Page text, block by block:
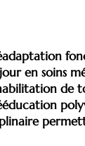
en soins
de